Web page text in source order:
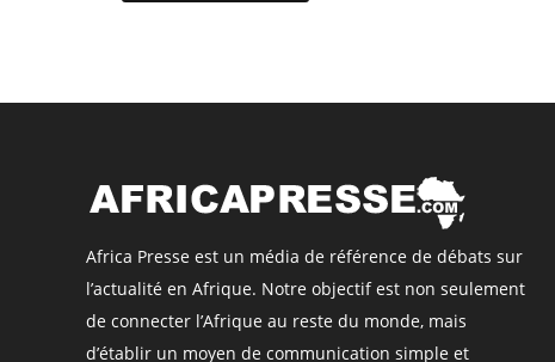
Africa Presse est un média de référence de débats sur
l’actualité en Afrique. Notre objectif est non seulement
de connecter l’Afrique au reste du monde, mais
d’établir un moyen de communication simple et